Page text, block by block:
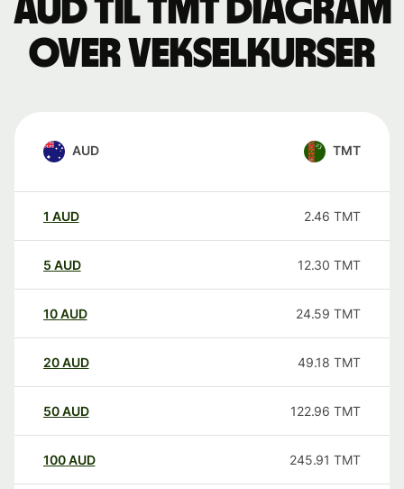
AUD til TMT Diagram
over vekselkurser
AUD TMT
1 AUD 2.46 TMT
5 AUD 12.30 TMT
10AUD 24.59 TMT
20AUD 49.18 TMT
50AUD 122.96 TMT
100AUD 245.91 TMT